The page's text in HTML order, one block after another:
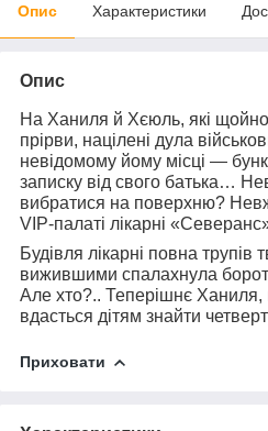
Опис Характеристики
Опис
На Ханиля й Хєюль, які
прірви, націлені дула
невідомому йому місці —
записку від свого батька…
вибратися на поверхню?
VIP-палаті лікарні
Будівля лікарні повна
вижившими спалахнула
Але хто?.. Теперішнє
вдасться дітям знайти
Приховати